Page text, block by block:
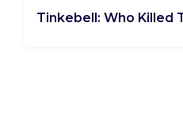
Tinkebell: Who Killed